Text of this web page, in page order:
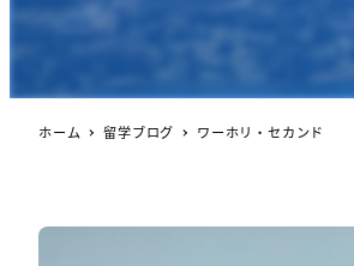
ホーム 留学ブログ ワーホリ・セカンド